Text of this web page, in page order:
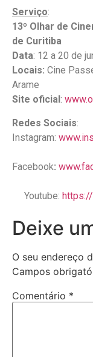
Serviço:
13º Olhar de
de Curitiba
Data: 12 a 20 de
Locais: Cine
Arame
Site oficial :
Redes Sociais:
Instagram:
Facebook:
Youtube:
Deixe
O seu endereço
Campos
Comentário *